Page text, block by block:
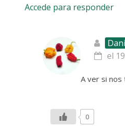
Accede para responder
el
A ver si nos
0